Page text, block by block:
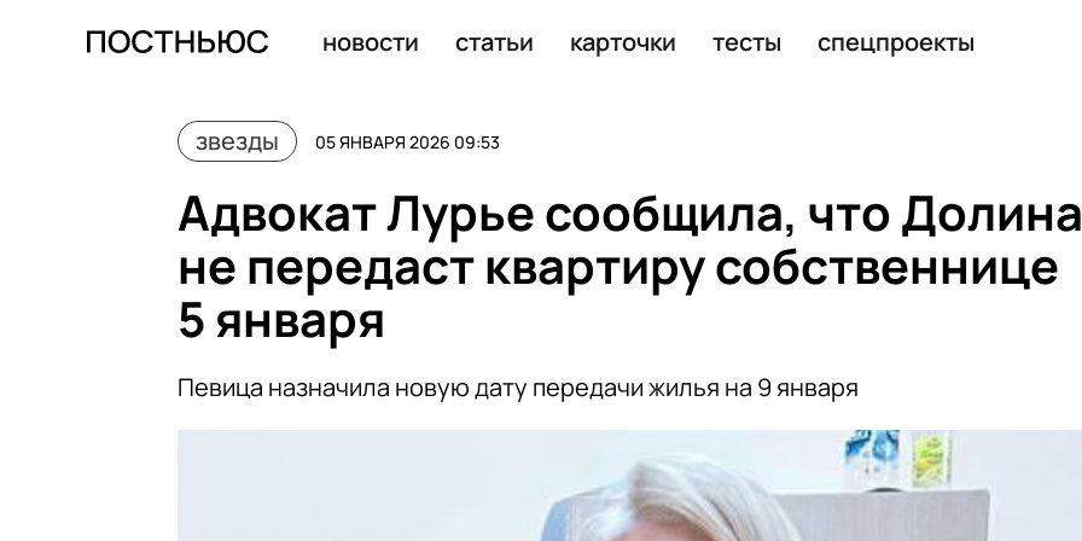
новости статьи карточки тесты спецпроекты
звезды 05 ЯНВАРЯ 2026 09:53
Адвокат Лурье сообщила, что Долина
не передаст квартиру собственнице
5 января
Певица назначила новую дату передачи жилья на 9 января